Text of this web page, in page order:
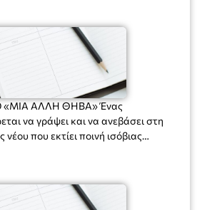
ΑΛΛΗ ΘΗΒΑ» Ένας
να γράψει και να ανεβάσει στη
νέου που εκτίει ποινή ισόβιας
Ένα πολυβραβευμένο έργο για
Ένα έργο αινιγματικό, συγκινητικό,
Ο διακεκριμένος σκηνοθέτης